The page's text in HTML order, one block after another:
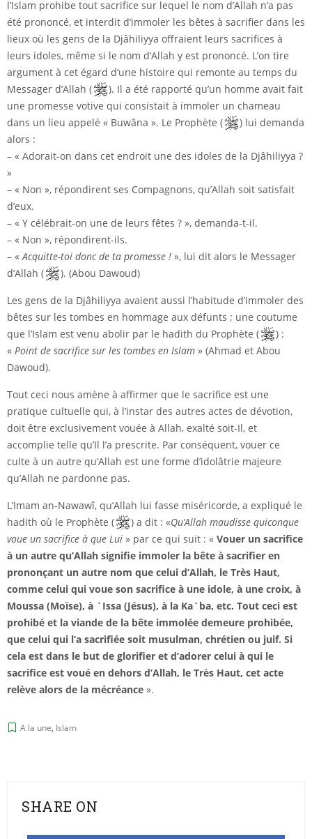
l’Islam prohibe tout sacrifice sur lequel le nom d’Allah n’a pas
été prononcé, et interdit d’immoler les bêtes à sacrifier dans les
lieux où les gens de la Djâhiliyya offraient leurs sacrifices à
leurs idoles, même si le nom d’Allah y est prononcé. L’on tire
argument à cet égard d’une histoire qui remonte au temps du
Messager d’Allah (
). Il a été rapporté qu’un homme avait fait
une promesse votive qui consistait à immoler un chameau
dans un lieu appelé « Buwâna ». Le Prophète (
) lui demanda
alors :
– « Adorait-on dans cet endroit une des idoles de la Djâhiliyya ?
»
– « Non », répondirent ses Compagnons, qu’Allah soit satisfait
d’eux.
– « Y célébrait-on une de leurs fêtes ? », demanda-t-il.
– « Non », répondirent-ils.
– «Acquitte-toi donc de ta promesse ! », lui dit alors le Messager
d’Allah (
). (Abou Dawoud)
Les gens de la Djâhiliyya avaient aussi l’habitude d’immoler des
bêtes sur les tombes en hommage aux défunts ; une coutume
que l’Islam est venu abolir par le hadith du Prophète (
) :
« Point de sacrifice sur les tombes en Islam » (Ahmad et Abou
Dawoud).
Tout ceci nous amène à affirmer que le sacrifice est une
pratique cultuelle qui, à l’instar des autres actes de dévotion,
doit être exclusivement vouée à Allah, exalté soit-Il, et
accomplie telle qu’Il l’a prescrite. Par conséquent, vouer ce
culte à un autre qu’Allah est une forme d’idolâtrie majeure
qu’Allah ne pardonne pas.
L’Imam an-Nawawî, qu’Allah lui fasse miséricorde, a expliqué le
hadith où le Prophète (
) a dit : «Qu’Allah maudisse quiconque
voue un sacrifice à que Lui » par ce qui suit : « Vouer un sacrifice
à un autre qu’Allah signifie immoler la bête à sacrifier en
prononçant un autre nom que celui d’Allah, le Très Haut,
comme celui qui voue son sacrifice à une idole, à une croix, à
Moussa (Moïse), à `Issa (Jésus), à la Ka`ba, etc. Tout ceci est
prohibé et la viande de la bête immolée demeure prohibée,
que celui qui l’a sacrifiée soit musulman, chrétien ou juif. Si
cela est dans le but de glorifier et d’adorer celui à qui le
sacrifice est voué en dehors d’Allah, le Très Haut, cet acte
relève alors de la mécréance ».
A la une, Islam
SHARE ON